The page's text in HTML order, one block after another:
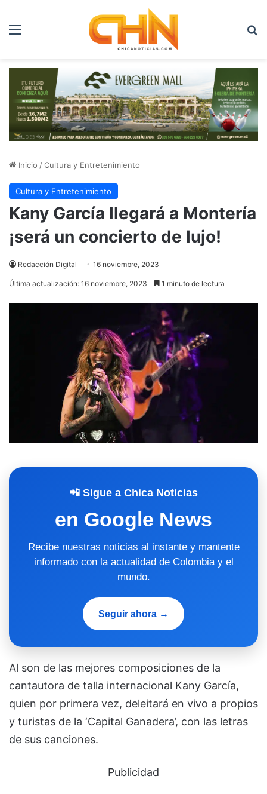
Menú
Inicio /Cultura y Entretenimiento
Cultura y Entretenimiento
Kany García llegará a Montería
¡será un concierto de lujo!
Redacción Digital 16 noviembre, 2023
Última actualización: 16 noviembre, 2023 1 minuto de lectura
📲 Sigue a Chica Noticias
en Google News
Recibe nuestras noticias al instante y mantente
informado con la actualidad de Colombia y el
mundo.
Seguir ahora →
Al son de las mejores composiciones de la
cantautora de talla internacional Kany García,
quien por primera vez, deleitará en vivo a propios
y turistas de la ‘Capital Ganadera’, con las letras
de sus canciones.
Publicidad